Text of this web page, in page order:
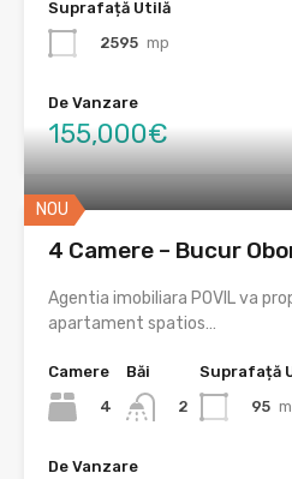
Suprafață Utilă
2595 mp
De Vanzare
155,000€
NOU
4 Camere – Bucur
Agentia imobiliara POVIL va
apartament spatios…
Camere
4
Băi
2
Suprafață
95
De Vanzare